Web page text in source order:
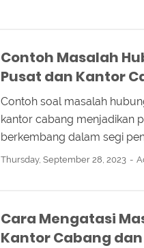
Contoh Masalah
Pusat dan Kantor
Contoh soal masalah
kantor cabang menjadikan
berkembang dalam segi
Thursday, September 28, 2023
Cara Mengatasi
Kantor Cabang